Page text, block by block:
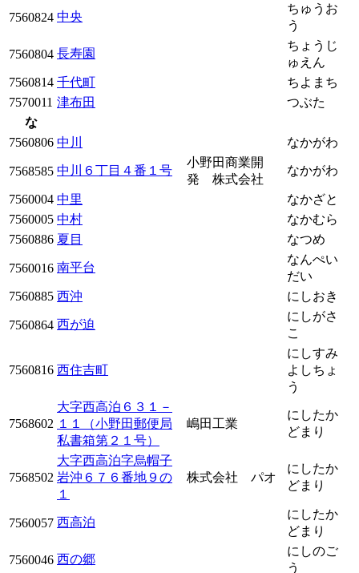
7560824 中央
ちゅうお
う
7560804 長寿園
ちょうじ
ゅえん
7560814 千代町
ちよまち
7570011 津布田
つぶた
な
7560806 中川 なかがわ
7568585 中川６丁目４番１号
小野田商業開
発 株式会社
なかがわ
7560004 中里
なかざと
7560005 中村
なかむら
7560886 夏目 なつめ
7560016 南平台
なんぺい
だい
7560885 西沖 にしおき
7560864 西が迫
にしがさ
こ
7560816 西住吉町
にしすみ
よしちょ
う
7568602
大字西高泊６３１－
１１（小野田郵便局
私書箱第２１号）
嶋田工業
にしたか
どまり
7568502
大字西高泊字烏帽子
岩沖６７６番地９の
１
株式会社 パオ
にしたか
どまり
7560057 西高泊
にしたか
どまり
7560046 西の郷
にしのご
う